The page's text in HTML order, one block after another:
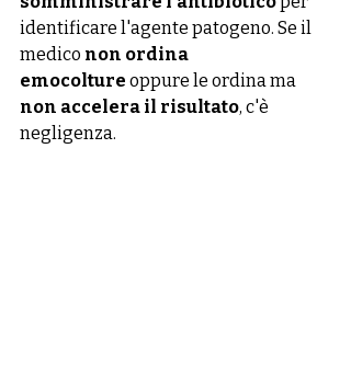
identificare l'agente patogeno. Se il
medico non ordina
emocolture oppure le ordina ma
non accelera il risultato, c'è
negligenza.